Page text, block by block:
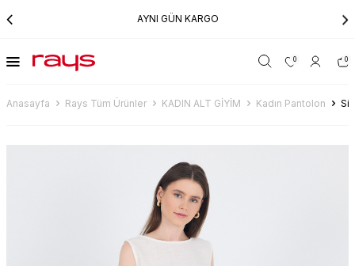
AYNI GÜN KARGO
0 0
Anasayfa Rays Tüm Ürünler KADIN ALT GİYİM Kadın Pantolon